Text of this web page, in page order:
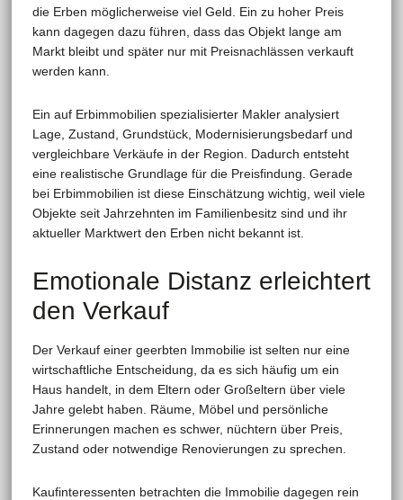
die Erben möglicherweise viel Geld. Ein zu hoher Preis
kann dagegen dazu führen, dass das Objekt lange am
Markt bleibt und später nur mit Preisnachlässen verkauft
werden kann.
Ein auf Erbimmobilien spezialisierter Makler analysiert
Lage, Zustand, Grundstück, Modernisierungsbedarf und
vergleichbare Verkäufe in der Region. Dadurch entsteht
eine realistische Grundlage für die Preisfindung. Gerade
bei Erbimmobilien ist diese Einschätzung wichtig, weil viele
Objekte seit Jahrzehnten im Familienbesitz sind und ihr
aktueller Marktwert den Erben nicht bekannt ist.
Emotionale Distanz erleichtert
den Verkauf
Der Verkauf einer geerbten Immobilie ist selten nur eine
wirtschaftliche Entscheidung, da es sich häufig um ein
Haus handelt, in dem Eltern oder Großeltern über viele
Jahre gelebt haben. Räume, Möbel und persönliche
Erinnerungen machen es schwer, nüchtern über Preis,
Zustand oder notwendige Renovierungen zu sprechen.
Kaufinteressenten betrachten die Immobilie dagegen rein